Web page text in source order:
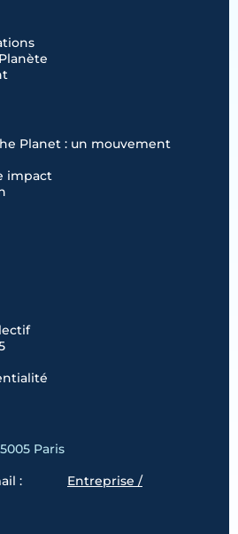
Planet : un mouvement
impact
Paris
:
Entreprise /